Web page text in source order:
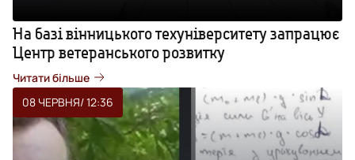
На базі вінницького техуніверситету запрацює
Центр ветеранського розвитку
Читати більше
08 ЧЕРВНЯ/ 12:36